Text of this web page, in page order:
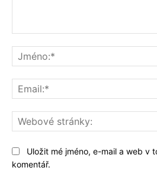
Uložit mé jméno, e-mail a web v
komentář.